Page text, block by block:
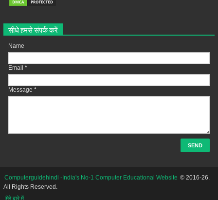
सीधे हमसे संपर्क करें
Name
Email *
Message *
Computerguidehindi -India's No-1 Computer Educational Website © 2016-26.
All Rights Reserved.
|मेरे बारे में